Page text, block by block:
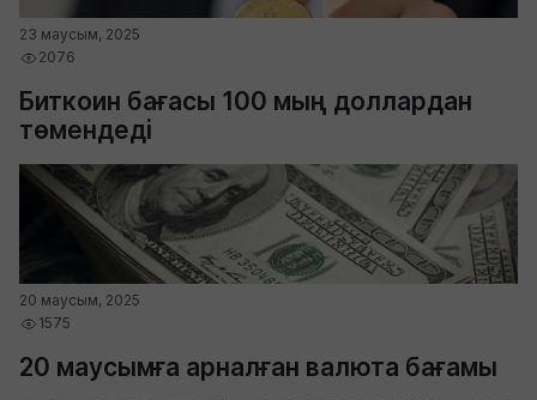
23 маусым, 2025
2076
Биткоин бағасы 100 мың доллардан
төмендеді
20 маусым, 2025
1575
20 маусымға арналған валюта бағамы